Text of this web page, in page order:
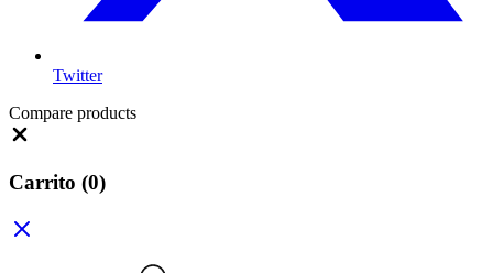
Twitter
Compare products
Carrito (0)